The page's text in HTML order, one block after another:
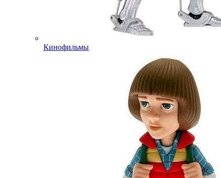
Кинофильмы